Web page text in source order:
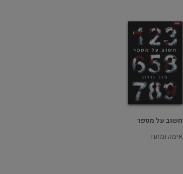
חשוב על מספר
אימה ומתח